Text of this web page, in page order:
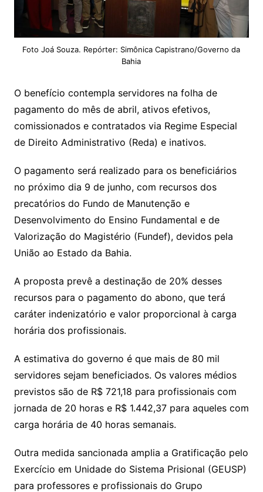
Foto Joá Souza. Repórter: Simônica Capistrano/Governo da
Bahia
O benefício contempla servidores na folha de
pagamento do mês de abril, ativos efetivos,
comissionados e contratados via Regime Especial
de Direito Administrativo (Reda) e inativos.
O pagamento será realizado para os beneficiários
no próximo dia 9 de junho, com recursos dos
precatórios do Fundo de Manutenção e
Desenvolvimento do Ensino Fundamental e de
Valorização do Magistério (Fundef), devidos pela
União ao Estado da Bahia.
A proposta prevê a destinação de 20% desses
recursos para o pagamento do abono, que terá
caráter indenizatório e valor proporcional à carga
horária dos profissionais.
A estimativa do governo é que mais de 80 mil
servidores sejam beneficiados. Os valores médios
previstos são de R$ 721,18 para profissionais com
jornada de 20 horas e R$ 1.442,37 para aqueles com
carga horária de 40 horas semanais.
Outra medida sancionada amplia a Gratificação pelo
Exercício em Unidade do Sistema Prisional (GEUSP)
para professores e profissionais do Grupo